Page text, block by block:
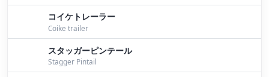
コイケトレーラー
Coike trailer
スタッガーピンテール
Stagger Pintail